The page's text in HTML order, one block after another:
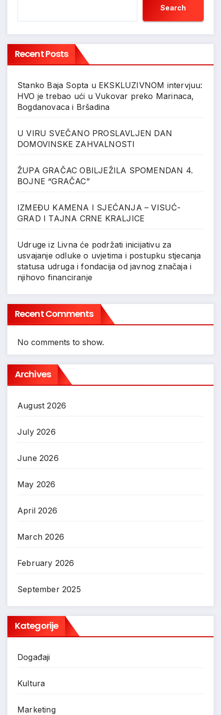
Search
Recent Posts
Stanko Baja Sopta u EKSKLUZIVNOM intervjuu:
HVO je trebao ući u Vukovar preko Marinaca,
Bogdanovaca i Bršadina
U VIRU SVEČANO PROSLAVLJEN DAN
DOMOVINSKE ZAHVALNOSTI
ŽUPA GRAČAC OBILJEŽILA SPOMENDAN 4.
BOJNE “GRAČAC”
IZMEĐU KAMENA I SJEĆANJA – VISUĆ-
GRAD I TAJNA CRNE KRALJICE
Udruge iz Livna će podržati inicijativu za
usvajanje odluke o uvjetima i postupku stjecanja
statusa udruga i fondacija od javnog značaja i
njihovo financiranje
Recent Comments
No comments to show.
Archives
August 2026
July 2026
June 2026
May 2026
April 2026
March 2026
February 2026
September 2025
Kategorije
Događaji
Kultura
Marketing